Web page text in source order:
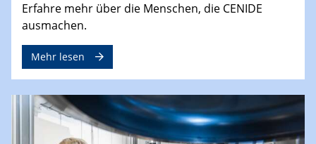
Erfahre mehr über die Menschen, die CENIDE
ausmachen.
Mehr lesen